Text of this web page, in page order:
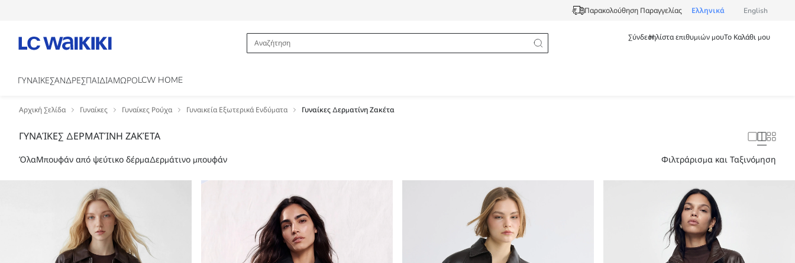
Παρακολούθηση Παραγγελίας Ελληνικά English
ΣύνδεσηΗ λίστα επιθυμιών μουΤο Καλάθι μου
ΓΥΝΑΙΚΕΣΑΝΔΡΕΣΠΑΙΔΙΑΜΩΡΟLCW HOME
Αρχική Σελίδα Γυναίκες Γυναίκες Ρούχα Γυναικεία Εξωτερικά Ενδύματα Γυναίκες Δερματίνη Ζακέτα
ΓΥΝΑΊΚΕΣ ΔΕΡΜΑΤΊΝΗ ΖΑΚΈΤΑ
ΌλαΜπουφάν από ψεύτικο δέρμαΔερμάτινο μπουφάν Φιλτράρισμα και Ταξινόμηση